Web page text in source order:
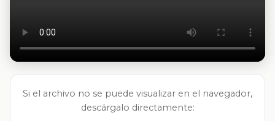
Si el archivo no se puede visualizar en el navegador,
descárgalo directamente: